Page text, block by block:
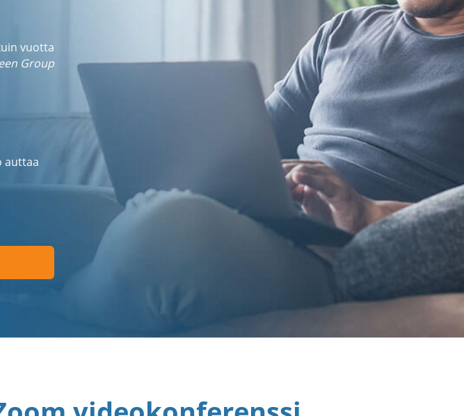
vuotta
Group
auttaa